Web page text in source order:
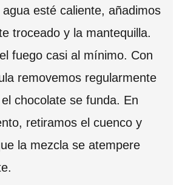
agua esté caliente, añadimos
troceado y la mantequilla.
fuego casi al mínimo. Con
removemos regularmente
chocolate se funda. En
retiramos el cuenco y
la mezcla se atempere